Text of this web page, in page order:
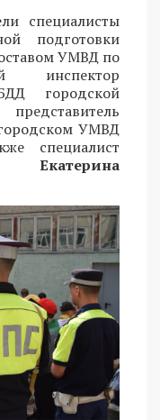
специалисты
подготовки
УМВД по
инспектор
городской
УМВД
специалист
Екатерина